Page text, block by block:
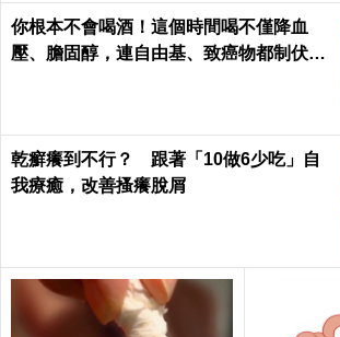
你根本不會喝酒！這個時間喝不僅降血
壓、膽固醇，連自由基、致癌物都制伏了
乾癬癢到不行？ 跟著「10做6少吃」自
我療癒，改善搔癢脫屑